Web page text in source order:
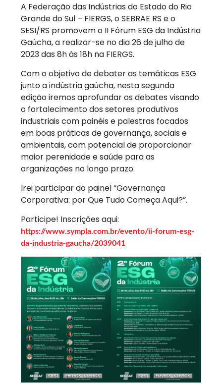
A Federação das Indústrias do Estado do Rio
Grande do Sul – FIERGS, o SEBRAE RS e o
SESI/RS promovem o II Fórum ESG da Indústria
Gaúcha, a realizar-se no dia 26 de julho de
2023 das 8h às 18h na FIERGS.
Com o objetivo de debater as temáticas ESG
junto a indústria gaúcha, nesta segunda
edição iremos aprofundar os debates visando
o fortalecimento dos setores produtivos
industriais com painéis e palestras focados
em boas práticas de governança, sociais e
ambientais, com potencial de proporcionar
maior perenidade e saúde para as
organizações no longo prazo.
Irei participar do painel “Governança
Corporativa: por Que Tudo Começa Aqui?”.
Participe! Inscrições aqui:
https://www.sympla.com.br/evento/ii-forum-esg-
da-industria-gaucha/2039041